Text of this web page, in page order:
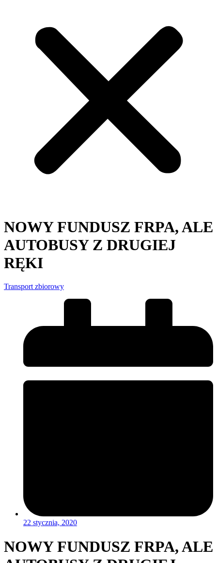
NOWY FUNDUSZ FRPA, ALE
AUTOBUSY Z DRUGIEJ
RĘKI
Transport zbiorowy
22 stycznia, 2020
NOWY FUNDUSZ FRPA, ALE